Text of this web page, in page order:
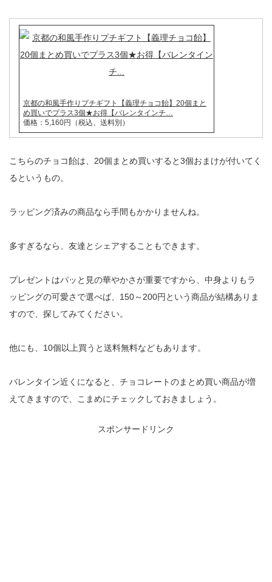
京都の和風手作りプチギフト【義理チョコ飴】20個まと
め買いでプラス3個★お得【バレンタインチ…
価格：5,160円（税込、送料別）
こちらのチョコ飴は、20個まとめ買いすると3個おまけが付いてく
るというもの。
ラッピング済みの商品なら手間もかかりませんね。
多すぎるなら、友達とシェアすることもできます。
プレゼントはパッと見の華やかさが重要ですから、中身よりもラ
ッピングの可愛さで選べば、150～200円という商品が結構ありま
すので、探してみてください。
他にも、10個以上買うと送料無料などもあります。
バレンタイン近くになると、チョコレートのまとめ買い商品が増
えてきますので、こまめにチェックしておきましょう。
スポンサードリンク